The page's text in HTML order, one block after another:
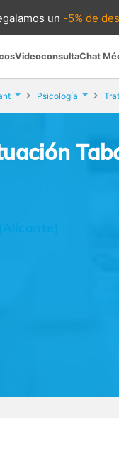
un -5% de
VideoconsultaChat
Psicología